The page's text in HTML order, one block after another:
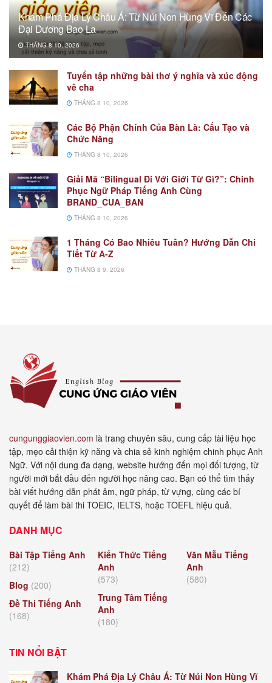
Khám Phá Địa Lý Châu Á: Từ Núi Non Hùng Vĩ Đến Các
Đại Dương Bao La
THÁNG 8 10, 2026
Tuyển tập những bài thơ ý nghĩa và xúc động
về cha
THÁNG 8 10, 2026
Các Bộ Phận Chính Của Bàn Là: Cấu Tạo và
Chức Năng
THÁNG 8 10, 2026
Giải Mã “Bilingual Đi Với Giới Từ Gì?”: Chinh
Phục Ngữ Pháp Tiếng Anh Cùng
BRAND_CUA_BAN
THÁNG 8 10, 2026
1 Tháng Có Bao Nhiêu Tuần? Hướng Dẫn Chi
Tiết Từ A-Z
THÁNG 8 9, 2026
cungunggiaovien.com là trang chuyên sâu, cung cấp tài liệu học
tập, mẹo cải thiện kỹ năng và chia sẻ kinh nghiệm chinh phục Anh
Ngữ. Với nội dung đa dạng, website hướng đến mọi đối tượng, từ
người mới bắt đầu đến người học nâng cao. Bạn có thể tìm thấy
bài viết hướng dẫn phát âm, ngữ pháp, từ vựng, cùng các bí
quyết để làm bài thi TOEIC, IELTS, hoặc TOEFL hiệu quả.
DANH MỤC
Bài Tập Tiếng Anh
(212)
Blog (200)
Đề Thi Tiếng Anh
(168)
Kiến Thức Tiếng
Anh
(573)
Trung Tâm Tiếng
Anh
(180)
Văn Mẫu Tiếng
Anh
(580)
TIN NỔI BẬT
Khám Phá Địa Lý Châu Á: Từ Núi Non Hùng Vĩ